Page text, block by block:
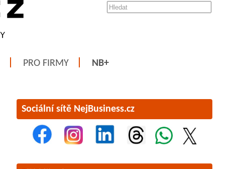
PRO FIRMY NB+
Sociální sítě NejBusiness.cz